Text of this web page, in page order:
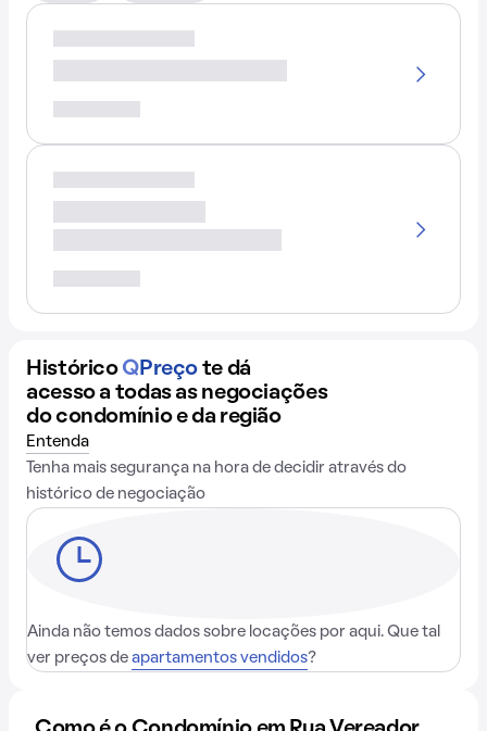
Histórico QPreço te dá
acesso a todas as negociações
do condomínio e da região
Entenda
Tenha mais segurança na hora de decidir através do
histórico de negociação
Ainda não temos dados sobre locações por aqui. Que tal
ver preços de apartamentos vendidos?